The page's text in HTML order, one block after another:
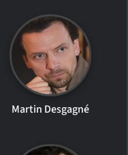
Martin Desgagné